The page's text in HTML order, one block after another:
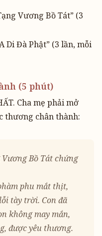
Vương Bồ Tát” (3
Di Đà Phật” (3 lần, mỗi
(5 phút)
Cha mẹ phải mở
thương chân thành:
Bồ Tát chứng
phu mắt thịt,
tày trời. Con đã
không may mắn,
được yêu thương.